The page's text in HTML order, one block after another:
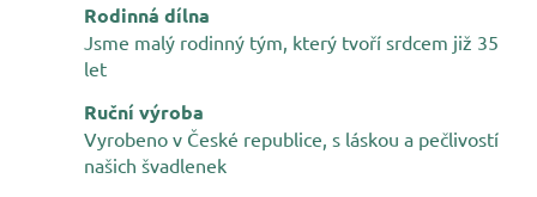
Rodinná dílna
Jsme malý rodinný tým, který tvoří srdcem již 35
let
Ruční výroba
Vyrobeno v České republice, s láskou a pečlivostí
našich švadlenek